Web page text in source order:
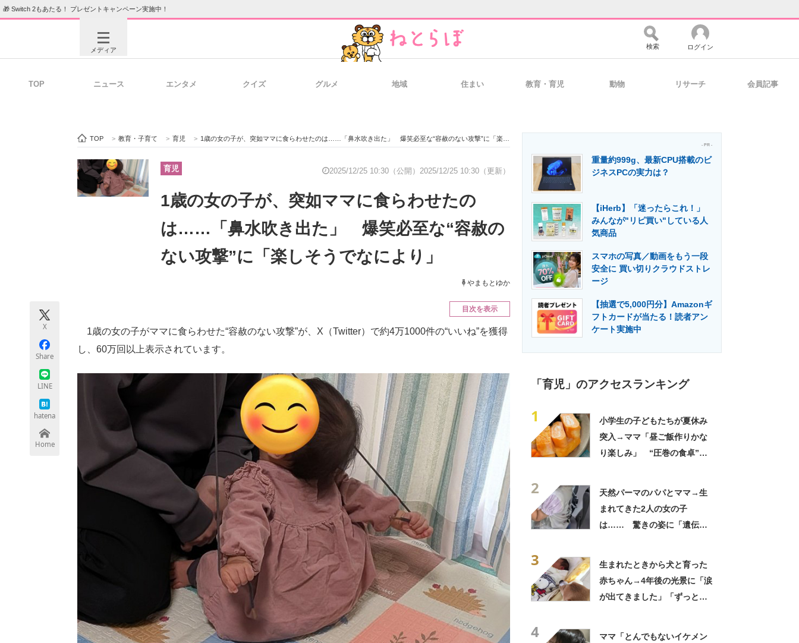
🎁 Switch 2もあたる！ プレゼントキャンペーン実施中！
メディア
ビジネスと働き方のヒント 経営リーダーのコミュニティ マーケ×ITの今がよく分かる
企業向けIT製品の総合サイト IT製品の技術・比較・事例 製造業のIT導入・活用を支援
エネルギーの専門メディア 建設×テクノロジーの最前線
ちょっと気になるネットの話題
検索 ログイン
TOP ニュース エンタメ クイズ グルメ 地域 住まい 教育・育児 動物 リサーチ 会員記事
TOP > 教育・子育て > 育児 > 1歳の女の子が、突如ママに食らわせたのは……「鼻水吹き出た」 爆笑必至な“容赦のない攻撃”に「楽しそうでなにより」
育児 2025/12/25 10:30（公開） 2025/12/25 10:30（更新）
1歳の女の子が、突如ママに食らわせたの
は……「鼻水吹き出た」 爆笑必至な“容赦の
ない攻撃”に「楽しそうでなにより」
やまもとゆか
X
Share
LINE
hatena
Home
目次を表示
1歳の女の子がママに食らわせた“容赦のない攻撃”が、X（Twitter）で約4万1000件の“いいね”を獲得
し、60万回以上表示されています。
- PR -
重量約999g、最新CPU搭載のビ
ジネスPCの実力は？
【iHerb】「迷ったらこれ！」
みんなが"リピ買い"している人
気商品
スマホの写真／動画をもう一段
安全に 買い切りクラウドストレ
ージ
【抽選で5,000円分】Amazonギ
フトカードが当たる！読者アン
ケート実施中
「育児」のアクセスランキング
1
小学生の子どもたちが夏休み
突入→ママ「昼ご飯作りかな
り楽しみ」 “圧巻の食卓”に
2
天然パーマのパパとママ→生
まれてきた2人の女の子
は…… 驚きの姿に「遺伝っ
3
生まれたときから犬と育った
赤ちゃん→4年後の光景に「涙
が出てきました」「ずっと見
4
ママ「とんでもないイケメン